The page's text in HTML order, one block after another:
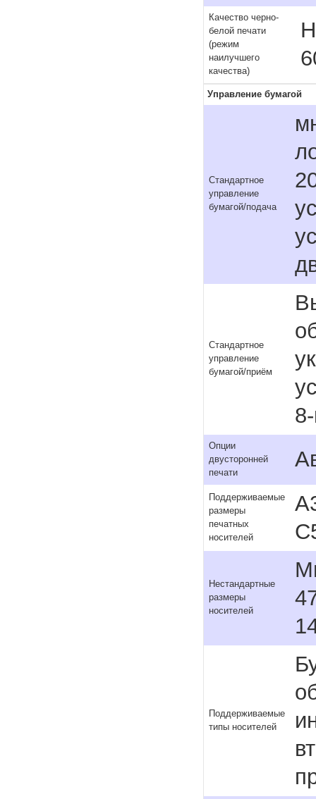
Качество черно-
белой печати
(режим
наилучшего
качества)
Управление бумагой
Стандартное
управление
бумагой/подача
Стандартное
управление
бумагой/приём
Опции
двусторонней
печати
Поддерживаемые
размеры
печатных
носителей
Нестандартные
размеры
носителей
Поддерживаемые
типы носителей